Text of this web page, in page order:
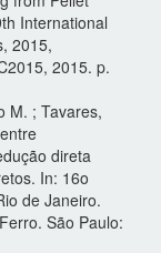
International
2015,
2015. p.
M. ; Tavares,
direta
In: 16o
de Janeiro.
São Paulo: